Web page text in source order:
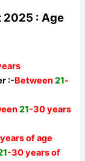
2025 : Age
:-Between21-
21-30 years
of age
-30 years of